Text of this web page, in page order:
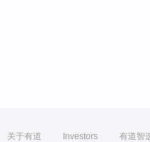
关于有道 Investors 有道智